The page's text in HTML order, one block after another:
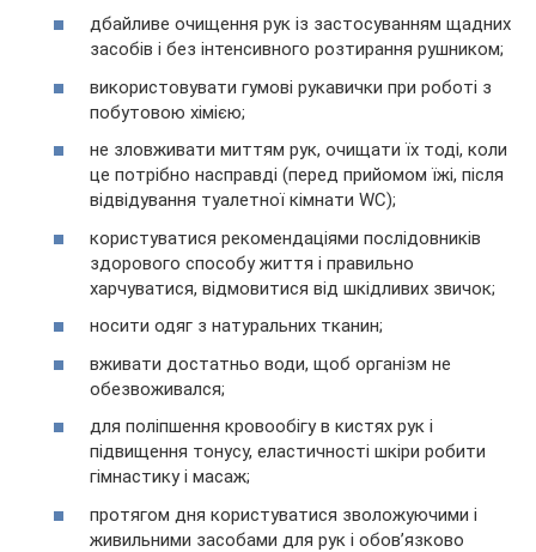
дбайливе очищення рук із застосуванням щадних
засобів і без інтенсивного розтирання рушником;
використовувати гумові рукавички при роботі з
побутовою хімією;
не зловживати миттям рук, очищати їх тоді, коли
це потрібно насправді (перед прийомом їжі, після
відвідування туалетної кімнати WC);
користуватися рекомендаціями послідовників
здорового способу життя і правильно
харчуватися, відмовитися від шкідливих звичок;
носити одяг з натуральних тканин;
вживати достатньо води, щоб організм не
обезвоживался;
для поліпшення кровообігу в кистях рук і
підвищення тонусу, еластичності шкіри робити
гімнастику і масаж;
протягом дня користуватися зволожуючими і
живильними засобами для рук і обов’язково